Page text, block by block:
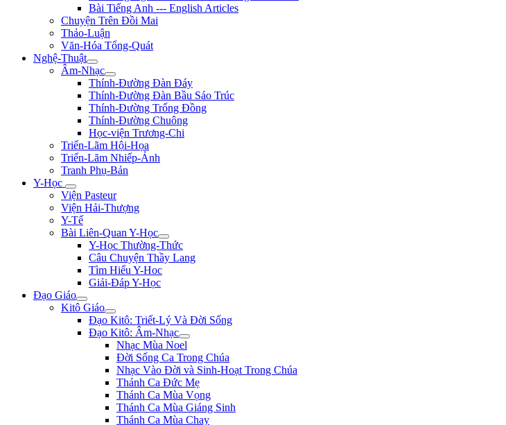
Bài Tiếng Anh --- English Articles
Chuyện Trên Đồi Mai
Thảo-Luận
Văn-Hóa Tổng-Quát
Nghệ-Thuật
Âm-Nhạc
Thính-Đường Đàn Đáy
Thính-Đường Đàn Bầu Sáo Trúc
Thính-Đường Trống Đồng
Thính-Đường Chuông
Học-viện Trương-Chi
Triển-Lãm Hội-Họa
Triển-Lãm Nhiếp-Ảnh
Tranh Phụ-Bản
Y-Học
Viện Pasteur
Viện Hải-Thượng
Y-Tế
Bài Liên-Quan Y-Học
Y-Học Thường-Thức
Câu Chuyện Thầy Lang
Tìm Hiểu Y-Hoc
Giải-Đáp Y-Học
Đạo Giáo
Kitô Giáo
Đạo Kitô: Triết-Lý Và Đời Sống
Đạo Kitô: Âm-Nhạc
Nhạc Mùa Noel
Đời Sống Ca Trong Chúa
Nhạc Vào Đời và Sinh-Hoạt Trong Chúa
Thánh Ca Đức Mẹ
Thánh Ca Mùa Vọng
Thánh Ca Mùa Giáng Sinh
Thánh Ca Mùa Chay